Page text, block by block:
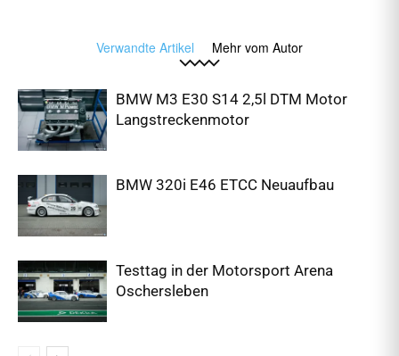
Verwandte Artikel Mehr vom Autor
BMW M3 E30 S14 2,5l DTM Motor
Langstreckenmotor
BMW 320i E46 ETCC Neuaufbau
Testtag in der Motorsport Arena
Oschersleben